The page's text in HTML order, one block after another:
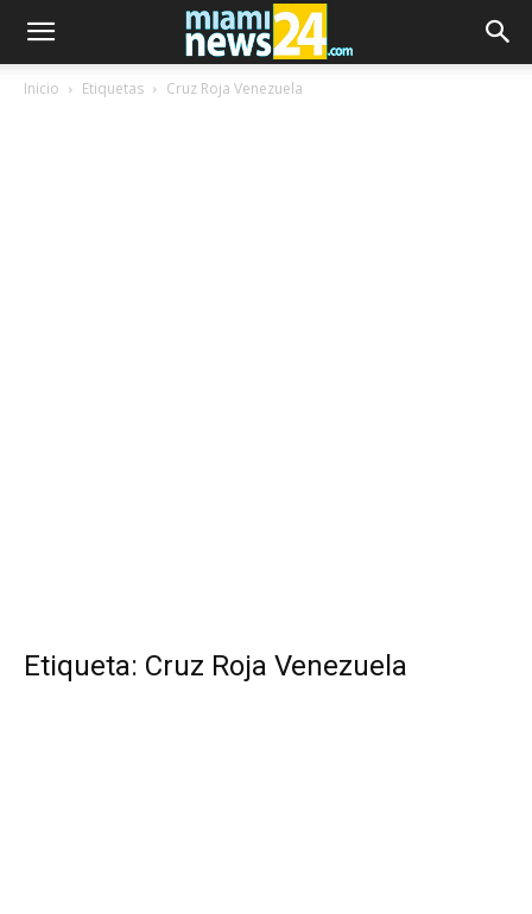
Inicio Etiquetas Cruz Roja Venezuela
Etiqueta: Cruz Roja Venezuela